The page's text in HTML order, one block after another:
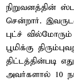
நிறுவனத்தின்
சென்றார்.
புட்ச்
பூமிக்கு
திட்டத்தின்படி
அவர்களால் 10